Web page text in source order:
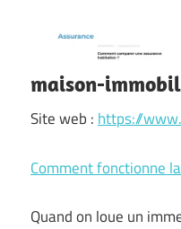
maison-
Site web : https://
Comment fonctionne
Quand on loue un